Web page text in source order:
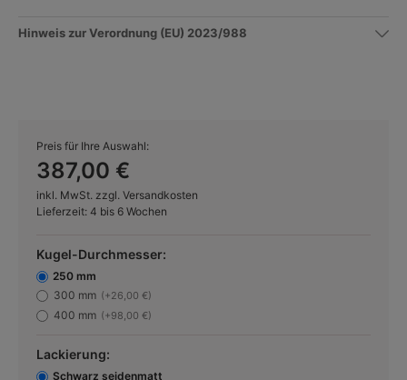
Hinweis zur Verordnung (EU) 2023/988
Preis für Ihre Auswahl:
387,00 €
inkl. MwSt. zzgl. Versandkosten
Lieferzeit: 4 bis 6 Wochen
Kugel-Durchmesser:
250 mm
300 mm (+26,00 €)
400 mm (+98,00 €)
Lackierung:
Schwarz seidenmatt